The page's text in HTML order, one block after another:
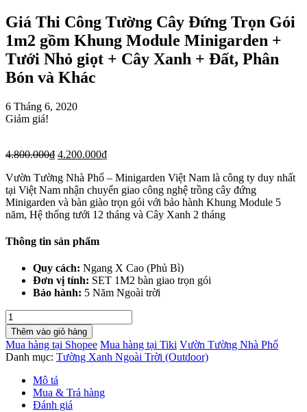
Giá Thi Công Tường Cây Đứng Trọn Gói
1m2 gồm Khung Module Minigarden +
Tưới Nhỏ giọt + Cây Xanh + Đất, Phân
Bón và Khác
6 Tháng 6, 2020
Giảm giá!
4.800.000₫ 4.200.000₫
Vườn Tường Nhà Phố – Minigarden Việt Nam là công ty duy nhất
tại Việt Nam nhận chuyển giao công nghệ trồng cây đứng
Minigarden và bàn giào trọn gói với bảo hành Khung Module 5
năm, Hệ thống tưới 12 tháng và Cây Xanh 2 tháng
Thông tin sản phẩm
Quy cách: Ngang X Cao (Phủ Bì)
Đơn vị tính: SET 1M2 bàn giao trọn gói
Bảo hành: 5 Năm Ngoài trời
Giá
Thi
Công
Tường
Cây
Đứng
Trọn
Thêm vào giỏ hàng
Mua hàng tại Shopee Mua hàng tại Tiki Vườn Tường Nhà Phố
Danh mục: Tường Xanh Ngoài Trời (Outdoor)
Mô tả
Mua & Trả hàng
Đánh giá